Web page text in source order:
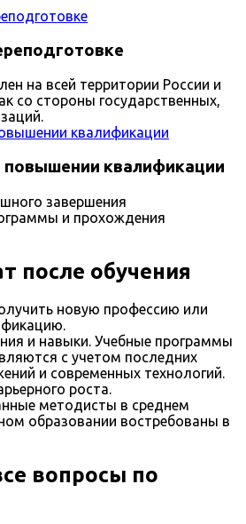
на всей территории России и
со стороны государственных,
повышении квалификации
завершения
и прохождения
после обучения
новую профессию или
и навыки. Учебные программы
с учетом последних
и современных технологий.
роста.
методисты в среднем
образовании востребованы в
вопросы по